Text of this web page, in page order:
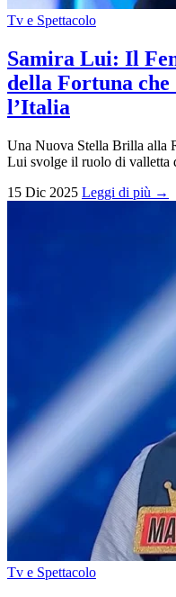
Tv e Spettacolo
Samira Lui: Il
della Fortuna che
l’Italia
Una Nuova Stella Brilla alla
Lui svolge il ruolo di valletta
15 Dic 2025 Leggi di più →
Tv e Spettacolo